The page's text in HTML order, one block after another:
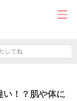
い！？肌や体に